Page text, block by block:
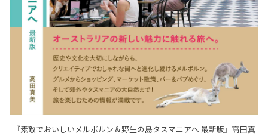
『素敵でおいしいメルボルン＆野生の島タスマニアへ 最新版』高田真